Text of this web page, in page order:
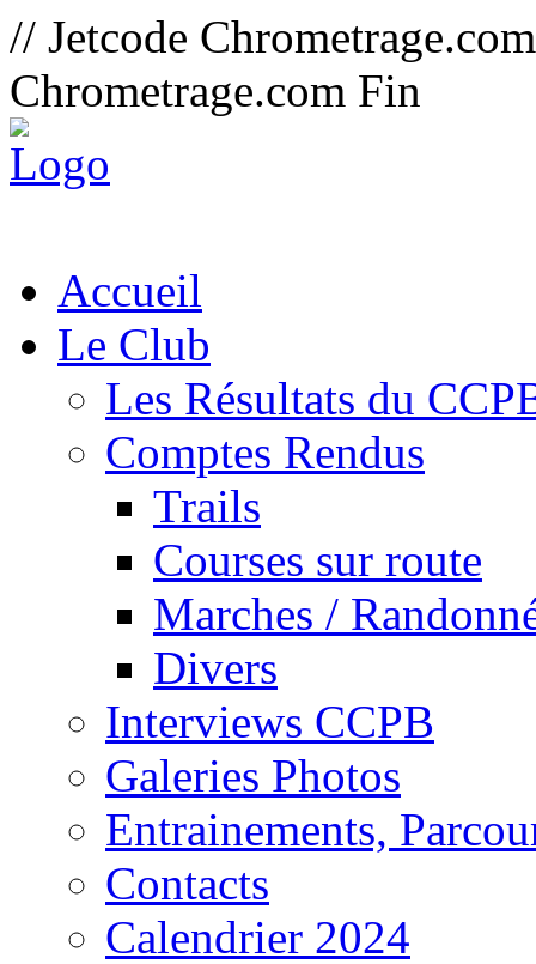
// Jetcode
Chrometrage.com Fin
Accueil
Le Club
Les Résultats du
Comptes Rendus
Trails
Courses sur route
Marches /
Divers
Interviews CCPB
Galeries Photos
Entrainements,
Contacts
Calendrier 2024